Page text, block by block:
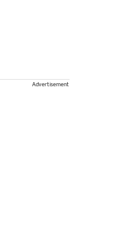
Advertisement